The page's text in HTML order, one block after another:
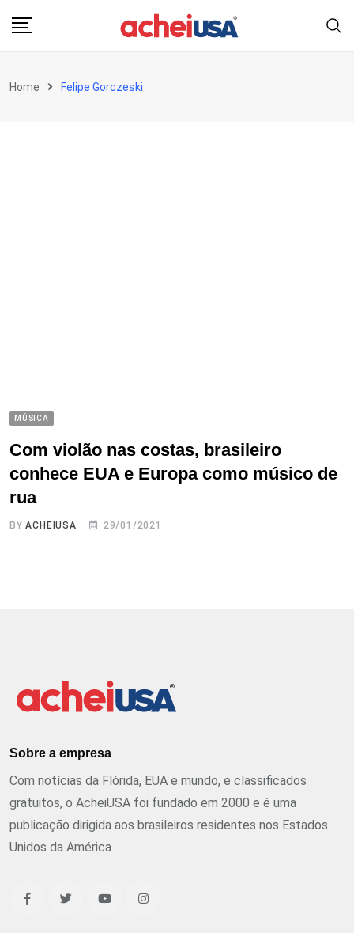
Home Felipe Gorczeski
MÚSICA
Com violão nas costas, brasileiro
conhece EUA e Europa como músico de
rua
BYACHEIUSA 29/01/2021
Sobre a empresa
Com notícias da Flórida, EUA e mundo, e classificados
gratuitos, o AcheiUSA foi fundado em 2000 e é uma
publicação dirigida aos brasileiros residentes nos Estados
Unidos da América